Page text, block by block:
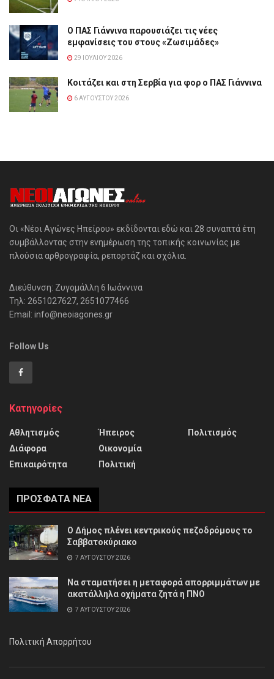
Ο ΠΑΣ Γιάννινα παρουσιάζει τις νέες
εμφανίσεις του στους «Ζωσιμάδες»
29 ΙΟΥΛΊΟΥ 2026
Κοιτάζει και στη Σερβία για φορ ο ΠΑΣ Γιάννινα
6 ΑΥΓΟΎΣΤΟΥ 2026
Οι «Νέοι Αγώνες Ηπείρου» εκδίδονται εδώ και 28 συναπτά έτη
συμβάλλοντας στην ενημέρωση της τοπικής κοινωνίας με
πλούσια αρθρογραφία, ρεπορτάζ και σχόλια.
Διεύθυνση: Ζυγομάλλη 6 Ιωάννινα
Τηλ: 2651027627, 2651077466
Email: info@neoiagones.gr
Follow Us
Κατηγορίες
Αθλητισμός
Διάφορα
Επικαιρότητα
Ήπειρος
Οικονομία
Πολιτική
Πολιτισμός
ΠΡΌΣΦΑΤΑ ΝΈΑ
Ο Δήμος πλένει κεντρικούς πεζοδρόμους το
Σαββατοκύριακο
7 ΑΥΓΟΎΣΤΟΥ 2026
Να σταματήσει η μεταφορά απορριμμάτων με
ακατάλληλα οχήματα ζητά η ΠΝΟ
7 ΑΥΓΟΎΣΤΟΥ 2026
Πολιτική Απορρήτου